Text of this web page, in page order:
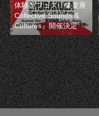
体験型フェス『集楽座
Collective Sounds &
Cultures』開催決定